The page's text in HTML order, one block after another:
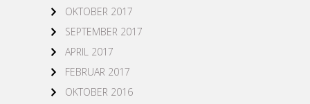
OKTOBER 2017
SEPTEMBER 2017
APRIL 2017
FEBRUAR 2017
OKTOBER 2016